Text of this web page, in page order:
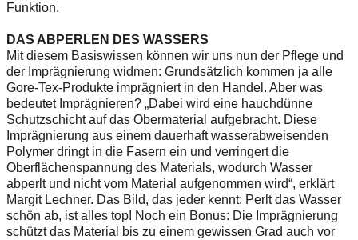
Funktion.
DAS ABPERLEN DES WASSERS
Mit diesem Basiswissen können wir uns nun der Pflege und
der Imprägnierung widmen: Grundsätzlich kommen ja alle
Gore-Tex-Produkte imprägniert in den Handel. Aber was
bedeutet Imprägnieren? „Dabei wird eine hauchdünne
Schutzschicht auf das Obermaterial aufgebracht. Diese
Imprägnierung aus einem dauerhaft wasserabweisenden
Polymer dringt in die Fasern ein und verringert die
Oberflächenspannung des Materials, wodurch Wasser
abperlt und nicht vom Material aufgenommen wird“, erklärt
Margit Lechner. Das Bild, das jeder kennt: Perlt das Wasser
schön ab, ist alles top! Noch ein Bonus: Die Imprägnierung
schützt das Material bis zu einem gewissen Grad auch vor